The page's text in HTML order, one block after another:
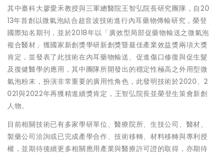
其中臺科大廖愛禾教授與三軍總醫院王智弘院長研究團隊，自20
13年首創以微氣泡結合超音波技術進行內耳藥物傳輸研究，榮登
國際知名期刊，並於2018年以「廣效型局部促藥物輸送之微氣泡
複合醫材」獲國家新創獎學研新創獎暨最佳產業效益獎兩項大獎
肯定，並發表了此技術在內耳藥物輸送、促進傷口修復與促生髮
及復健醫學的應用，其中團隊所開發出的穩定性極高之外用型微
氣泡粉末，扮演非常重要的廣用性角色，此發明技術於2020、2
021與2022年再獲精進續獎肯定，王智弘院長並榮登生策會新創
人物。
目前相關技術已有多家學研單位、醫療院所、生技公司、醫材、
製藥公司洽詢或已完成產學合作、技術移轉、材料移轉與專利授
權，並期待後續更多相關應用產業與醫療許可證的取得，亦期待